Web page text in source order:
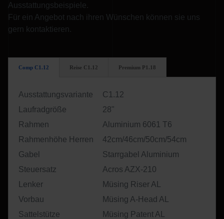
Ausstattungsbeispiele.
Für ein Angebot nach ihren Wünschen können sie uns
gern kontaktieren.
Comp C1.12 Reise C1.12 Premium P1.18
Ausstattungsvariante
C1.12
Laufradgröße
28"
Rahmen
Aluminium 6061 T6
Rahmenhöhe Herren
42cm/46cm/50cm/54cm
Gabel
Starrgabel Aluminium
Steuersatz
Acros AZX-210
Lenker
Müsing Riser AL
Vorbau
Müsing A-Head AL
Sattelstütze
Müsing Patent AL